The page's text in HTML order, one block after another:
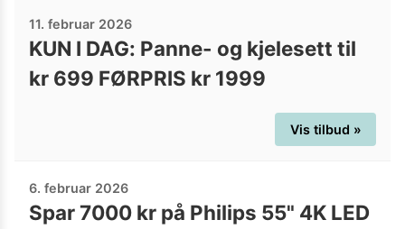
11. februar 2026
KUN I DAG: Panne- og kjelesett til
kr 699 FØRPRIS kr 1999
Vis tilbud »
6. februar 2026
Spar 7000 kr på Philips 55" 4K LED